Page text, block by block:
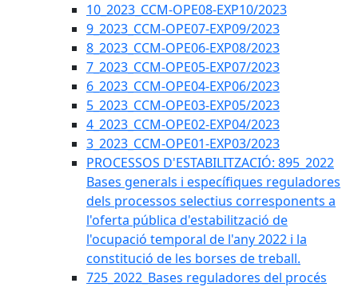
10_2023_CCM-OPE08-EXP10/2023
9_2023_CCM-OPE07-EXP09/2023
8_2023_CCM-OPE06-EXP08/2023
7_2023_CCM-OPE05-EXP07/2023
6_2023_CCM-OPE04-EXP06/2023
5_2023_CCM-OPE03-EXP05/2023
4_2023_CCM-OPE02-EXP04/2023
3_2023_CCM-OPE01-EXP03/2023
PROCESSOS D'ESTABILITZACIÓ: 895_2022
Bases generals i específiques reguladores
dels processos selectius corresponents a
l'oferta pública d'estabilització de
l'ocupació temporal de l'any 2022 i la
constitució de les borses de treball.
725_2022_Bases reguladores del procés